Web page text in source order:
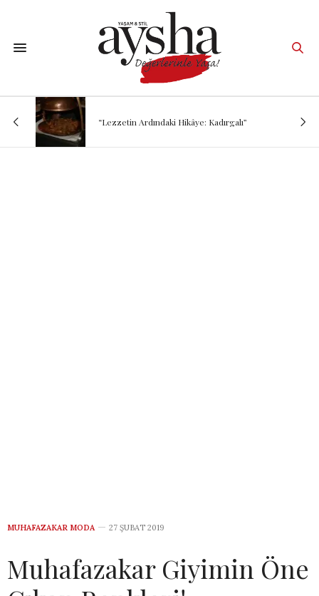
“Lezzetin Ardındaki Hikâye: Kadırgalı”
MUHAFAZAKAR MODA 27 ŞUBAT 2019
Muhafazakar Giyimin Öne